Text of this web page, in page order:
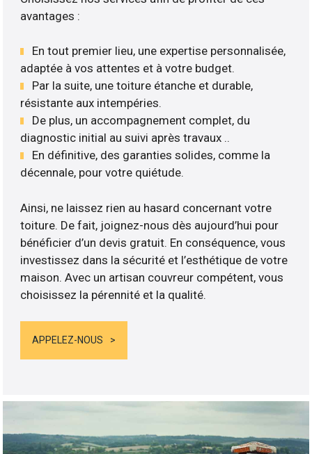
avantages :
En tout premier lieu, une expertise personnalisée,
adaptée à vos attentes et à votre budget.
Par la suite, une toiture étanche et durable,
résistante aux intempéries.
De plus, un accompagnement complet, du
diagnostic initial au suivi après travaux ..
En définitive, des garanties solides, comme la
décennale, pour votre quiétude.
Ainsi, ne laissez rien au hasard concernant votre
toiture. De fait, joignez-nous dès aujourd’hui pour
bénéficier d’un devis gratuit. En conséquence, vous
investissez dans la sécurité et l’esthétique de votre
maison. Avec un artisan couvreur compétent, vous
choisissez la pérennité et la qualité.
APPELEZ-NOUS